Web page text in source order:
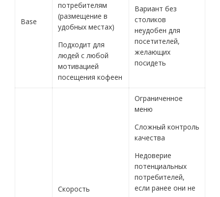
Base
потребителям
(размещение в
удобных местах)
Подходит для
людей с любой
мотивацией
посещения кофеен
Вариант без
столиков
неудобен для
посетителей,
желающих
посидеть
Скорость
Ограниченное
меню
Сложный контроль
качества
Недоверие
потенциальных
потребителей,
если ранее они не